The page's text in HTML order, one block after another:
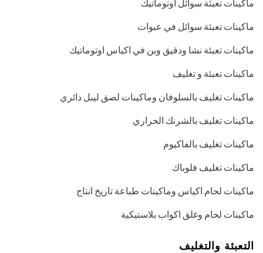
ماكينات تعبئة سوائل اوتوماتيك
ماكينات تعبئة سوائل في عبوات
ماكينات تعبئة نشا ودقيق وبن في اكياس اوتوماتيك
ماكينات تعبئة و تغليف
ماكينات تغليف بالسلوفان وماكينات لصق ليبل دائري
ماكينات تغليف بالشرنك الحراري
ماكينات تغليف بالفاكيوم
ماكينات تغليف فلوباك
ماكينات لحام اكياس وماكينات طباعة تاريخ انتاج
ماكينات لحام وغلق اكواب بلاستيكية
التعبئة والتغليف